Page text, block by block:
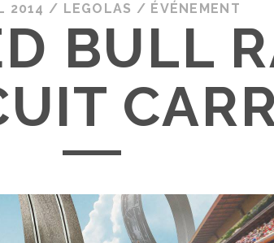
2014 / LEGOLAS / ÉVÉNEMENT
BULL